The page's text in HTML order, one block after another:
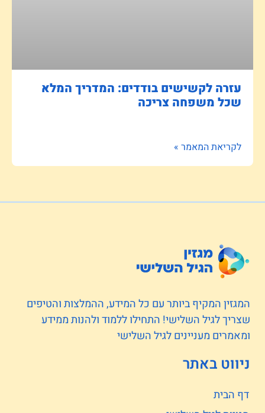
עזרה לקשישים בודדים: המדריך המלא
שכל משפחה צריכה
לקריאת המאמר »
המגזין המקיף ביותר עם כל המידע, ההמלצות והטיפים
שצריך לגיל השלישי! התחילו ללמוד ולהנות ממידע
ומאמרים מעניינים לגיל השלישי
ניווט באתר
דף הבית